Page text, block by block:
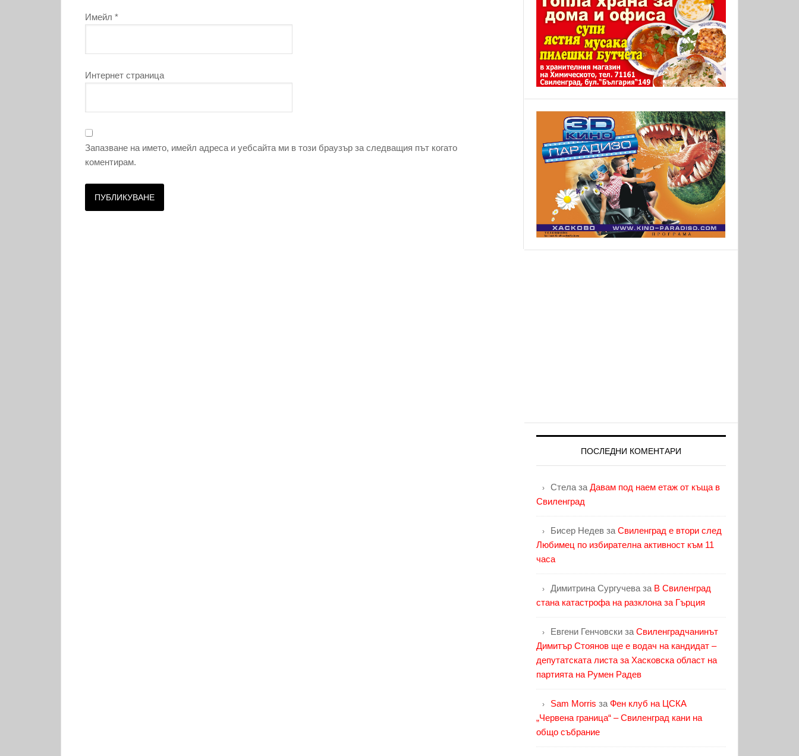
Имейл *
Интернет страница
Запазване на името, имейл адреса и уебсайта ми в този браузър за следващия път когато
коментирам.
ПОСЛЕДНИ КОМЕНТАРИ
Стела за Давам под наем етаж от къща в
Свиленград
Бисер Недев за Свиленград е втори след
Любимец по избирателна активност към 11
часа
Димитрина Сургучева за В Свиленград
стана катастрофа на разклона за Гърция
Евгени Генчовски за Свиленградчанинът
Димитър Стоянов ще е водач на кандидат –
депутатската листа за Хасковска област на
партията на Румен Радев
Sam Morris за Фен клуб на ЦСКА
„Червена граница“ – Свиленград кани на
общо събрание